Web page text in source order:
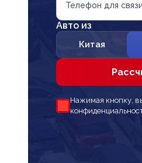
Телефон для связи
Авто из
Китая
Нажимая кнопку,